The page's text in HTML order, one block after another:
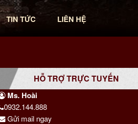
TIN TỨC LIÊN HỆ
HỖ TRỢ TRỰC TUYẾN
Ms. Hoài
0932.144.888
Gửi mail ngay